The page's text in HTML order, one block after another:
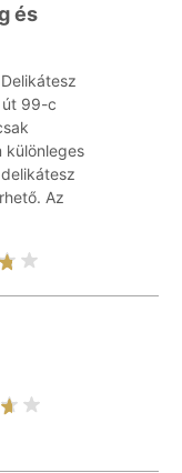
és
út 99-c
különleges
Az